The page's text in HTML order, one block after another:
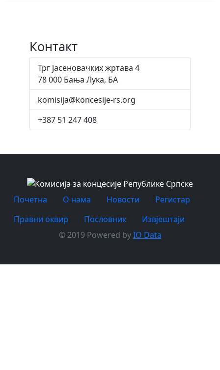
Контакт
Трг јасеновачких жртава 4
78 000 Бања Лука, БА
komisija@koncesije-rs.org
+387 51 247 408
Почетна O нама Новости
Регистар
Правни оквир
Пословник
Извјештаји
© 2019 Powered byIO Data